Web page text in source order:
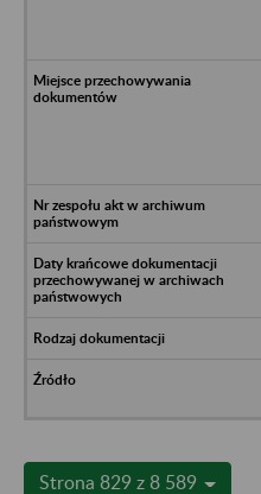
Strona 829 z 8 589